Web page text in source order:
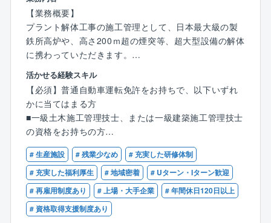
⇒年に半年～1年程度出張した場合、約50～100万円の
手当を支給。家庭の事情などで「出張が多いのは厳し
い…」という方には出張の少ない働き方も対応してい
ます。
＜資格手当充実＞
⇒1級建築施工管理技士、1級土木施工管理技士、技術
士（建設）の資格をお持ちの方は、年間最大60万円の
手当がございます。
習料は、会社が全額負担します。
ります。業績好調につき積極増員中のため、マネジメ
ントのポストも目指していただきやすい環境です。
また、同社は絶対評価制度へ移行したため、年齢や在
籍年数に関係なく、個々が正当な報酬を得る文化で
す。等級に在籍年数の条件は無い為、頑張り次第でど
んどん上を目指すことができます。
【教育体制】
一定の研修体制は整えています。
入社後はまず1～2週間ほど本社での研修を受けていた
だき、社内システムの使い方、各種申請の方法、解体
工事に関する基礎知識、安全管理について学んでいた
だきます。
その後、各事務所に配属され、先輩社員と一緒に業務
に取り組みながら実務を習得していただきます。た
【業務概要】
プラント解体工事の施工管理として、日本最大級の製
鉄所高炉や、高さ200ｍ超の煙突等、超大型設備の解体
に携わっていただきます。
プラント解体工事の施工管理をお任せします。品質管
理が不要のためトラブル対応や事務作業が少なく、残
業も月平均25h程度。
工期が1～3か月のため、スピーディーに現場がまわり
ます。
【業務内容】
■廃棄物処理およびスクラップの処分の手配
■解体前の事前調査（環境対策･工法の検討)
■施工計画作成(工程･安全･コスト･品質などの管理)
活かせる経験スキル
【必須】普通自動車運転免許をお持ちで、以下いずれ
かに当てはまる方
■一級土木施工管理技士、または一級建築施工管理技士
の資格をお持ちの方
■その他解体業の監理技術者の要件を満たす方
【歓迎】
■マネジメント経験のある方
# 生産施設 # 残業少なめ
# 充実した研修体制
# 充実した福利厚生
# 地域密着
# Uターン・Iターン歓迎
# 再雇用制度あり
# 上場・大手企業
# 年間休日120日以上
# 資格取得支援制度あり